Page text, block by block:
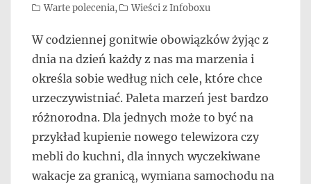
on
Categories
Warte polecenia, Wieści z Infoboxu
W codziennej gonitwie obowiązków żyjąc z
dnia na dzień każdy z nas ma marzenia i
określa sobie według nich cele, które chce
urzeczywistniać. Paleta marzeń jest bardzo
różnorodna. Dla jednych może to być na
przykład kupienie nowego telewizora czy
mebli do kuchni, dla innych wyczekiwane
wakacje za granicą, wymiana samochodu na